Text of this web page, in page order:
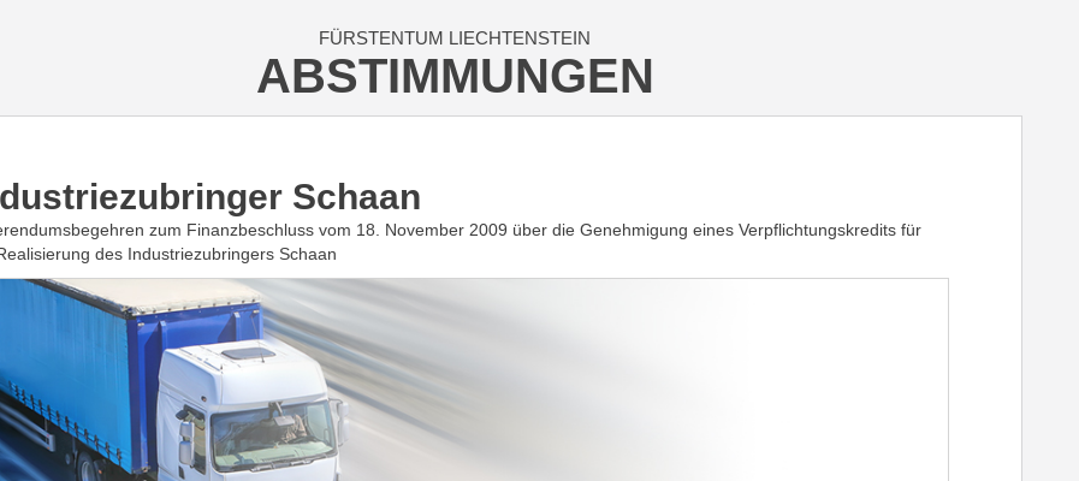
FÜRSTENTUM LIECHTENSTEIN
ABSTIMMUNGEN
Schaan
zum Finanzbeschluss vom 18. November 2009 über die Genehmigung eines Verpflichtungskredits für
des Industriezubringers Schaan